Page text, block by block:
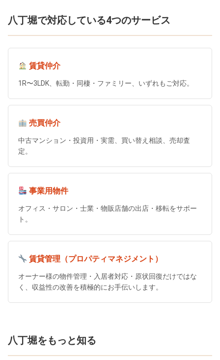
八丁堀で対応している4つのサービス
賃貸仲介
1R〜3LDK、転勤・同棲・ファミリー、いずれもご対応。
売買仲介
中古マンション・投資用・実需、買い替え相談、売却査
定。
事業用物件
オフィス・サロン・士業・物販店舗の出店・移転をサポー
ト。
賃貸管理（プロパティマネジメント）
オーナー様の物件管理・入居者対応・原状回復だけではな
く、収益性の改善を積極的にお手伝いします。
八丁堀をもっと知る